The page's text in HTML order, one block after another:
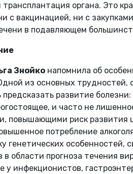
трансплантация органа. Это
с вакцинацией, ни с
в подавляющем
Знойко напомнила об
из основных трудностей,
развитие
и часто не
повышающими риск развития
потребление
генетических
в области прогноза течения
инфекционистов,